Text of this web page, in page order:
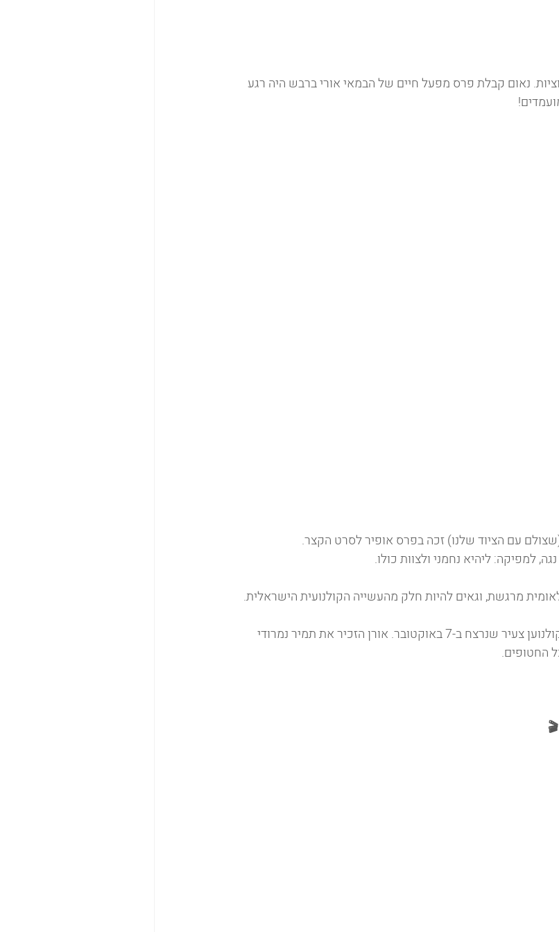
נאום קבלת פרס מפעל חיים של הבמאי אורי ברבש היה רגע
עם הציוד שלנו) זכה בפרס אופיר לסרט הקצר.
למפיקה: ליהיא נחמני ולצוות כולו.
מרגשת, וגאים להיות חלק מהעשייה הקולנועית הישראלית.
אורן הקדיש את הפרס ליהב וינר ז"ל, קולנוען צעיר שנרצח ב-7 באוקטובר. אורן הזכיר את תמיר נמרודי
החטופים.